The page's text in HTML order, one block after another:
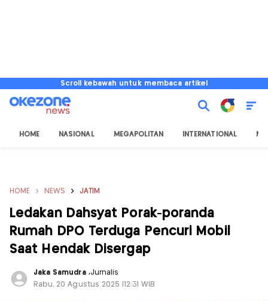
Scroll kebawah untuk membaca artikel
HOME NASIONAL MEGAPOLITAN INTERNATIONAL
HOME NEWS JATIM
Ledakan Dahsyat Porak-poranda
Rumah DPO Terduga Pencuri Mobil
Saat Hendak Disergap
Jaka Samudra ,Jurnalis
Rabu, 20 Agustus 2025 |12:31 WIB